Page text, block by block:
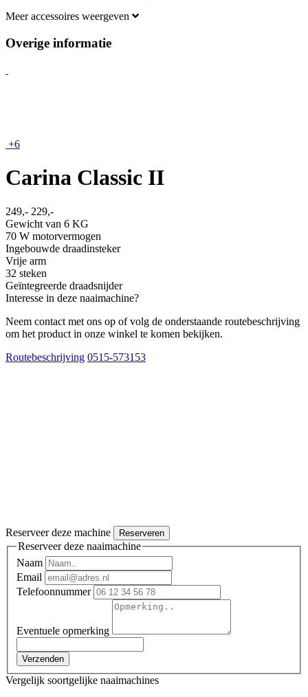
Meer accessoires weergeven
Overige informatie
+6
Carina Classic II
249,- 229,-
Gewicht van 6 KG
70 W motorvermogen
Ingebouwde draadinsteker
Vrije arm
32 steken
Geïntegreerde draadsnijder
Interesse in deze naaimachine?
Neem contact met ons op of volg de onderstaande routebeschrijving
om het product in onze winkel te komen bekijken.
Routebeschrijving 0515-573153
Reserveer deze machine Reserveren
Reserveer deze naaimachine
Naam
Email
Telefoonnummer
Eventuele opmerking
Verzenden
Vergelijk soortgelijke naaimachines